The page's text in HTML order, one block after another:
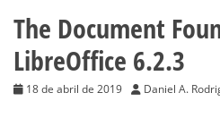
The Document
LibreOffice 6.2.3
18 de abril de 2019 Daniel A.